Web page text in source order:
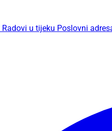
Radovi u tijeku Poslovni